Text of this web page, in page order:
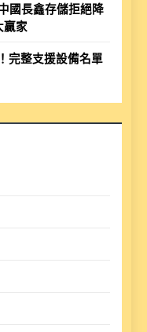
國長鑫存儲拒絕降
贏家
完整支援設備名單